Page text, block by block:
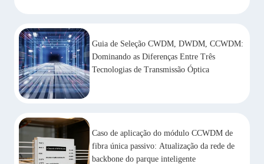
Guia de Seleção CWDM, DWDM, CCWDM:
Dominando as Diferenças Entre Três
Tecnologias de Transmissão Óptica
Caso de aplicação do módulo CCWDM de
fibra única passivo: Atualização da rede de
backbone do parque inteligente